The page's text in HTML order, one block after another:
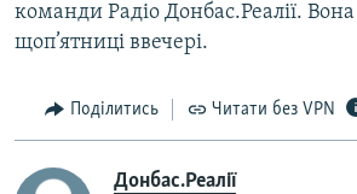
команди Радіо Донбас.Реалії.
щоп’ятниці ввечері.
Поділитись Читати без VPN
Донбас.Реалії